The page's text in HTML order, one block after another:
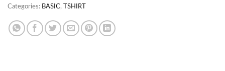
Categories: BASIC, TSHIRT